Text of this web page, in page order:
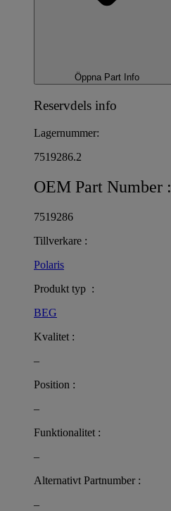
Öppna Part Info
Reservdels info
Lagernummer:
7519286.2
OEM Part Number :
7519286
Tillverkare :
Polaris
Produkt typ :
BEG
Kvalitet :
–
Position :
–
Funktionalitet :
–
Alternativt Partnumber :
–